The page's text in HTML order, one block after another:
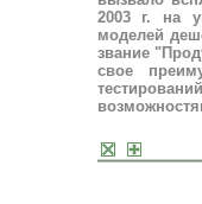
2003 г. на
моделей
звание
свое